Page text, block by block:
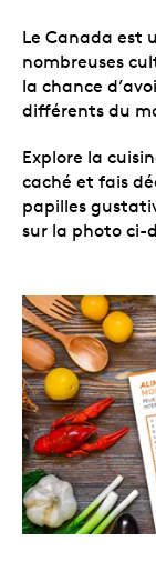
Le Canada est
nombreuses
la chance
différents du
Explore la
caché et fais
papilles
sur la photo ci-